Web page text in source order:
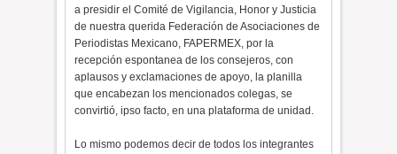
a presidir el Comité de Vigilancia, Honor y Justicia
de nuestra querida Federación de Asociaciones de
Periodistas Mexicano, FAPERMEX, por la
recepción espontanea de los consejeros, con
aplausos y exclamaciones de apoyo, la planilla
que encabezan los mencionados colegas, se
convirtió, ipso facto, en una plataforma de unidad.
Lo mismo podemos decir de todos los integrantes